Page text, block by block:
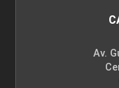
Av.